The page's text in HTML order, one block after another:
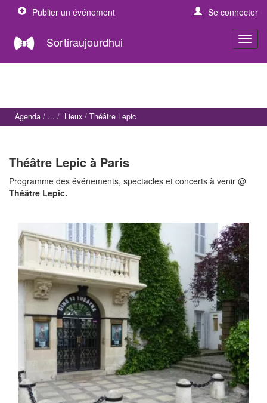
Publier un événement Se connecter
Sortiraujourdhui
Agenda Lieux Théâtre Lepic
Théâtre Lepic à Paris
Programme des événements, spectacles et concerts à venir @
Théâtre Lepic.